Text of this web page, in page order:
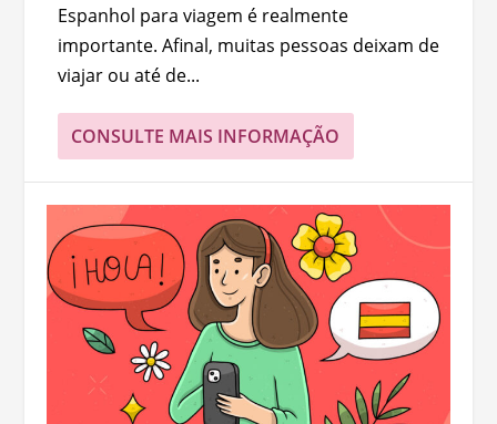
Espanhol para viagem é realmente
importante. Afinal, muitas pessoas deixam de
viajar ou até de...
CONSULTE MAIS INFORMAÇÃO